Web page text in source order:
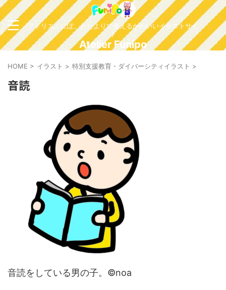
アトリエふにぽ。おたよりで使えるかわいいイラストサイ
ト
Atelier Funipo
HOME > イラスト > 特別支援教育・ダイバーシティイラスト >
音読
音読をしている男の子。©noa